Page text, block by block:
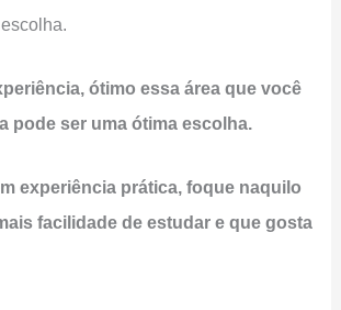
ótimo essa área que você
pode ser uma ótima escolha.
experiência prática, foque naquilo
facilidade de estudar e que gosta